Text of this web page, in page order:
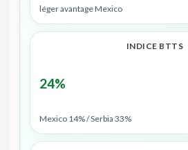
léger avantage Mexico
INDICE BTTS
24%
Mexico 14% / Serbia 33%